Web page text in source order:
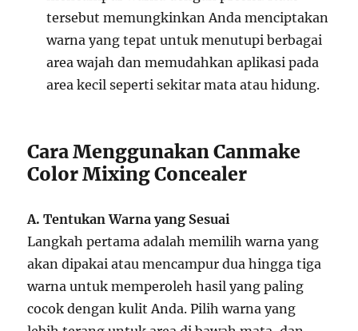
tersebut memungkinkan Anda menciptakan
warna yang tepat untuk menutupi berbagai
area wajah dan memudahkan aplikasi pada
area kecil seperti sekitar mata atau hidung.
Cara Menggunakan Canmake
Color Mixing Concealer
A. Tentukan Warna yang Sesuai
Langkah pertama adalah memilih warna yang
akan dipakai atau mencampur dua hingga tiga
warna untuk memperoleh hasil yang paling
cocok dengan kulit Anda. Pilih warna yang